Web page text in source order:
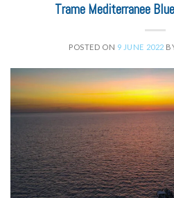
Trame Mediterranee
POSTED ON 9 JUNE 2022